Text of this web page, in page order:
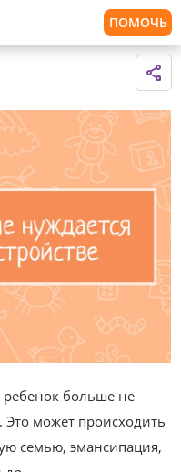
ПОМОЧЬ
ребенок больше не
Это может происходить
семью, эмансипация,